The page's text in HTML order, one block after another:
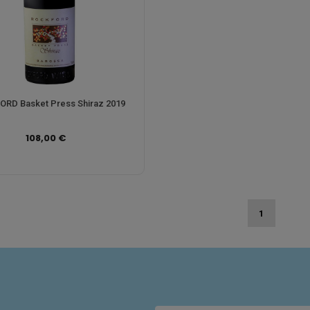
Basket Press Shiraz 2019
108,00 €
1